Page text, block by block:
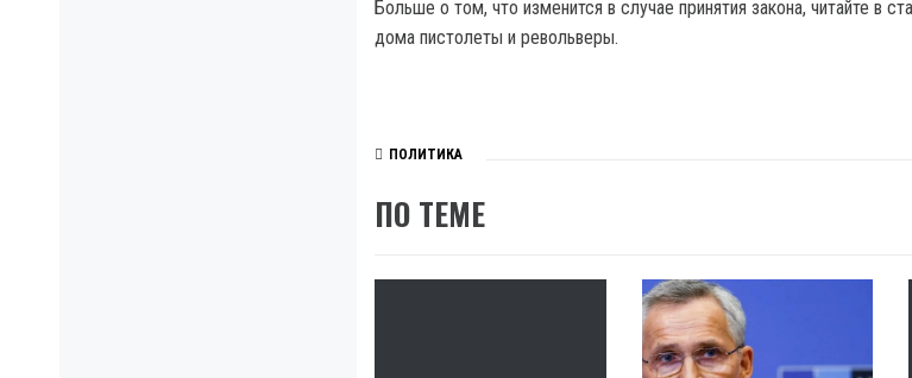
Больше о том, что изменится в случае принятия закона, читайте в
дома пистолеты и револьверы.
ПОЛИТИКА
ПО ТЕМЕ